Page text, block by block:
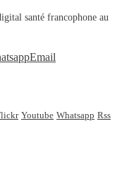
santé francophone au
Email
Youtube Whatsapp Rss